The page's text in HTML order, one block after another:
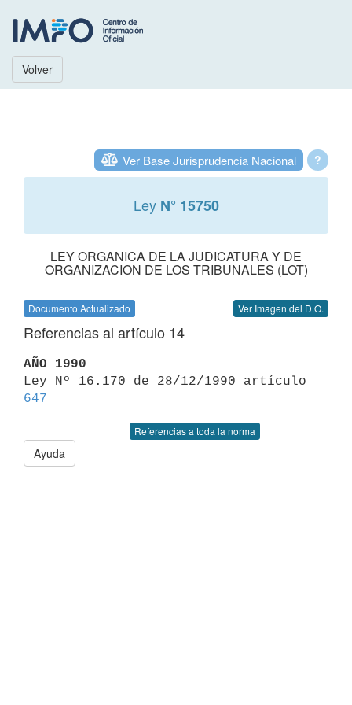
Volver
?
Ver Base Jurisprudencia Nacional
Ley N° 15750
LEY ORGANICA DE LA JUDICATURA Y DE
ORGANIZACION DE LOS TRIBUNALES (LOT)
Documento Actualizado Ver Imagen del D.O.
Referencias al artículo 14
AÑO 1990
647
Referencias a toda la norma
Ayuda